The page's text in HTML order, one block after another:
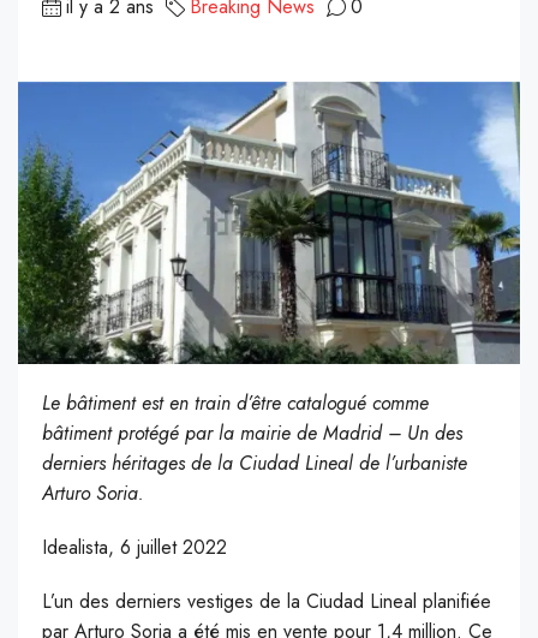
il y a 2 ans Breaking News 0
Le bâtiment est en train d’être catalogué comme
bâtiment protégé par la mairie de Madrid – Un des
derniers héritages de la Ciudad Lineal de l’urbaniste
Arturo Soria.
Idealista, 6 juillet 2022
L’un des derniers vestiges de la Ciudad Lineal planifiée
par Arturo Soria a été mis en vente pour 1,4 million. Ce